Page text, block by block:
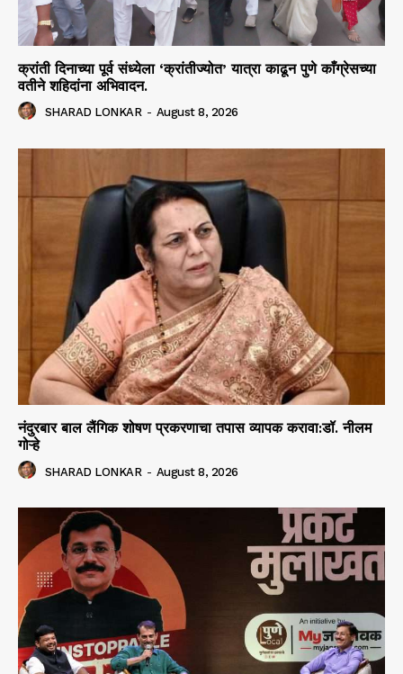
क्रांती दिनाच्या पूर्व संध्येला ‘क्रांतीज्योत’ यात्रा काढून पुणे काँग्रेसच्या
वतीने शहिदांना अभिवादन.
SHARAD LONKAR - August 8, 2026
नंदुरबार बाल लैंगिक शोषण प्रकरणाचा तपास व्यापक करावा:डॉ. नीलम
गोऱ्हे
SHARAD LONKAR - August 8, 2026